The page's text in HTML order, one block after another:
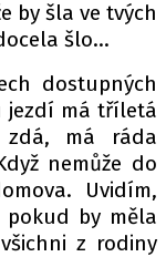
by šla ve tvých
šlo…
dostupných
jezdí má tříletá
zdá, má ráda
nemůže do
Uvidím,
pokud by měla
z rodiny